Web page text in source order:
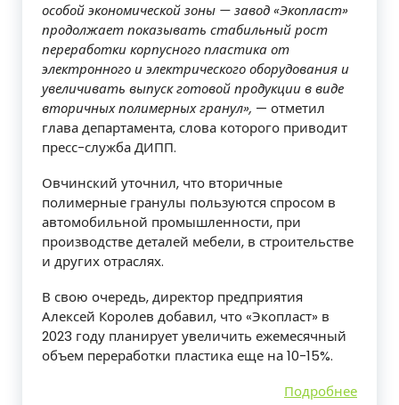
особой экономической зоны — завод «Экопласт»
продолжает показывать стабильный рост
переработки корпусного пластика от
электронного и электрического оборудования и
увеличивать выпуск готовой продукции в виде
вторичных полимерных гранул», — отметил
глава департамента, слова которого приводит
пресс-служба ДИПП.
Овчинский уточнил, что вторичные
полимерные гранулы пользуются спросом в
автомобильной промышленности, при
производстве деталей мебели, в строительстве
и других отраслях.
В свою очередь, директор предприятия
Алексей Королев добавил, что «Экопласт» в
2023 году планирует увеличить ежемесячный
объем переработки пластика еще на 10-15%.
Подробнее